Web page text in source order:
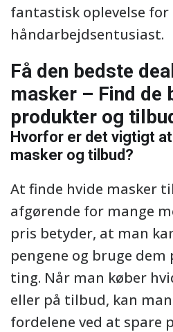
fantastisk oplevelse for
håndarbejdsentusiast.
Få den bedste
masker – Find de
produkter og
Hvorfor er det vigtigt
masker og tilbud?
At finde hvide masker
afgørende for mange
pris betyder, at man
pengene og bruge
ting. Når man køber
eller på tilbud, kan
fordelene ved at spare